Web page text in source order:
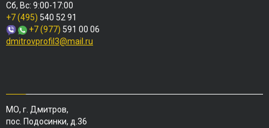
Сб, Вс: 9:00-17:00
+7 (495) 540 52 91
+7 (977) 591 00 06
dmitrovprofil3@mail.ru
МО, г. Дмитров,
пос. Подосинки, д.36